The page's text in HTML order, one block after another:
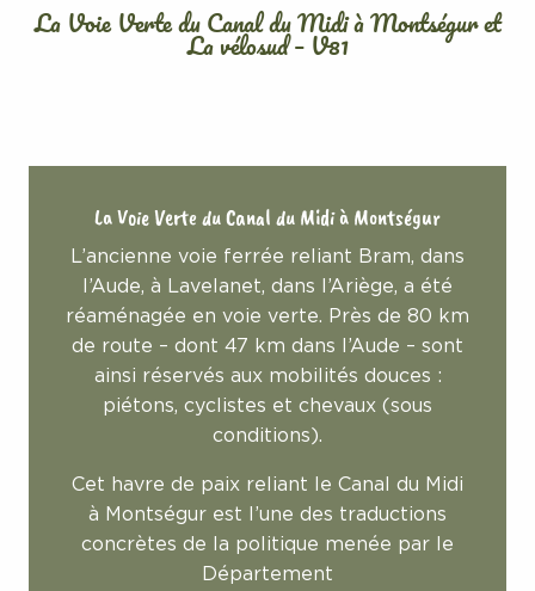
La Voie Verte du Canal du Midi à Montségur et
La vélosud – V81
La Voie Verte du Canal du Midi à Montségur
L’ancienne voie ferrée reliant Bram, dans
l’Aude, à Lavelanet, dans l’Ariège, a été
réaménagée en voie verte. Près de 80 km
de route – dont 47 km dans l’Aude – sont
ainsi réservés aux mobilités douces :
piétons, cyclistes et chevaux (sous
conditions).
Cet havre de paix reliant le Canal du Midi
à Montségur est l’une des traductions
concrètes de la politique menée par le
Département